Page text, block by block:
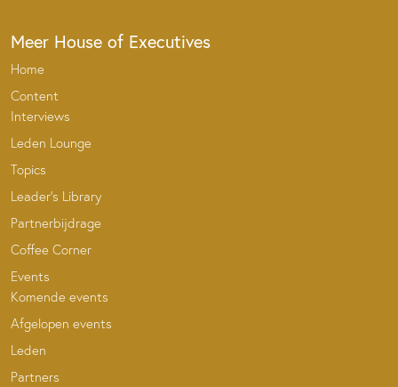
Meer House of Executives
Home
Content
Interviews
Leden Lounge
Topics
Leader’s Library
Partnerbijdrage
Coffee Corner
Events
Komende events
Afgelopen events
Leden
Partners